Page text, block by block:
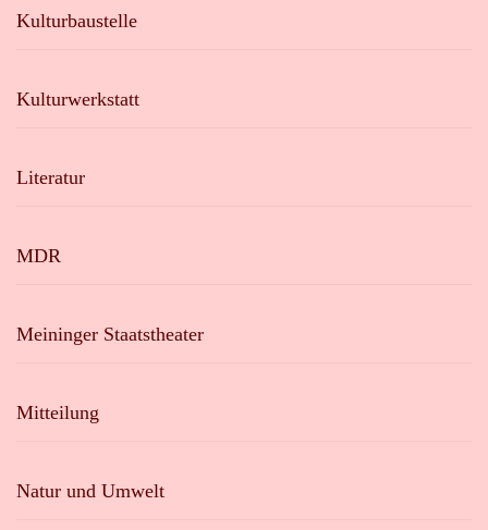
Kulturbaustelle
Kulturwerkstatt
Literatur
MDR
Meininger Staatstheater
Mitteilung
Natur und Umwelt